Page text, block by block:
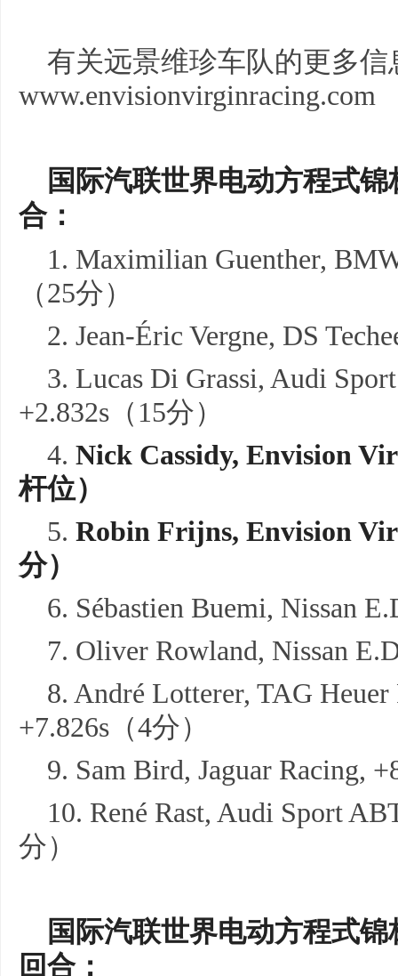
有关远景维珍车队的更多信
www.envisionvirginracing.com
国际汽联世界电动方程式锦
合：
1. Maximilian Guenther,
（25分）
2. Jean-Éric Vergne, DS
3. Lucas Di Grassi, Audi
+2.832s（15分）
4. Nick Cassidy, Envision
杆位）
5. Robin Frijns, Envision
分）
6. Sébastien Buemi, Nissan
7. Oliver Rowland, Nissan
8. André Lotterer, TAG Heuer
+7.826s（4分）
9. Sam Bird, Jaguar Racing,
10. René Rast, Audi Sport
分）
国际汽联世界电动方程式锦
回合：